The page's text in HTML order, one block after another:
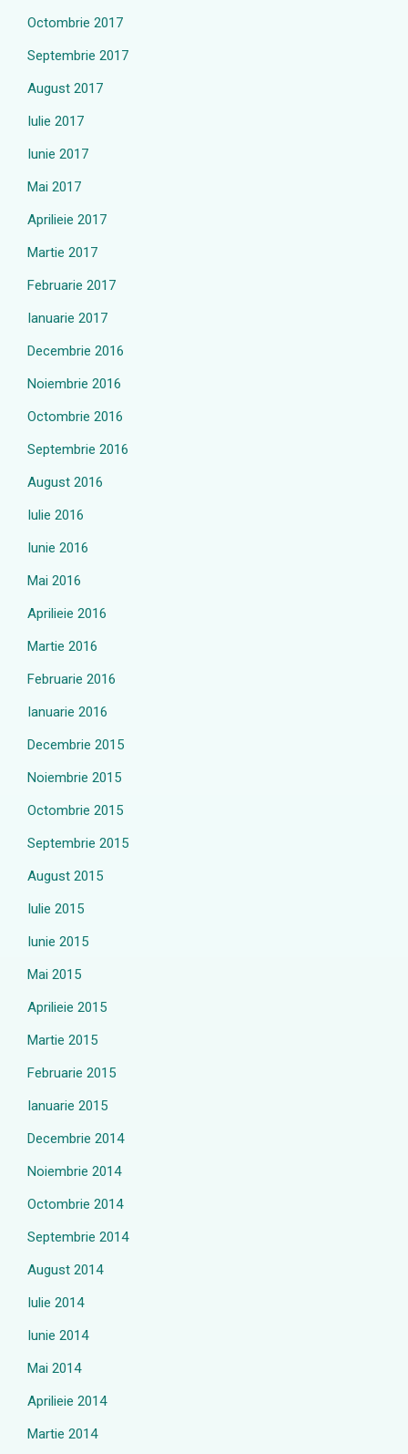
Octombrie 2017
Septembrie 2017
August 2017
Iulie 2017
Iunie 2017
Mai 2017
Aprilieie 2017
Martie 2017
Februarie 2017
Ianuarie 2017
Decembrie 2016
Noiembrie 2016
Octombrie 2016
Septembrie 2016
August 2016
Iulie 2016
Iunie 2016
Mai 2016
Aprilieie 2016
Martie 2016
Februarie 2016
Ianuarie 2016
Decembrie 2015
Noiembrie 2015
Octombrie 2015
Septembrie 2015
August 2015
Iulie 2015
Iunie 2015
Mai 2015
Aprilieie 2015
Martie 2015
Februarie 2015
Ianuarie 2015
Decembrie 2014
Noiembrie 2014
Octombrie 2014
Septembrie 2014
August 2014
Iulie 2014
Iunie 2014
Mai 2014
Aprilieie 2014
Martie 2014